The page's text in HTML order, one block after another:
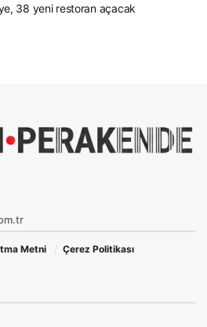
38 yeni restoran açacak
Metni Çerez Politikası